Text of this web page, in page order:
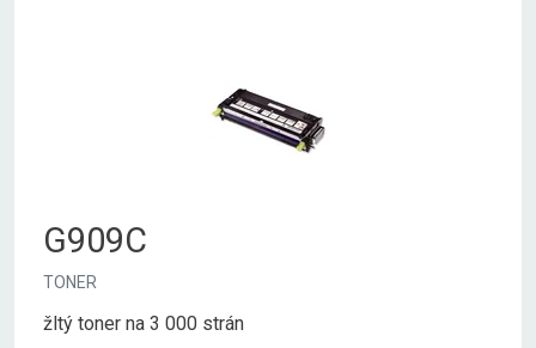
G909C
TONER
žltý toner na 3 000 strán